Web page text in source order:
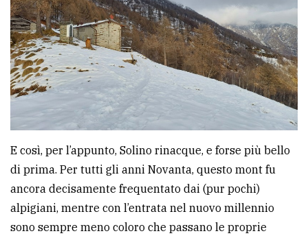
E così, per l’appunto, Solino rinacque, e forse più bello
di prima. Per tutti gli anni Novanta, questo mont fu
ancora decisamente frequentato dai (pur pochi)
alpigiani, mentre con l’entrata nel nuovo millennio
sono sempre meno coloro che passano le proprie